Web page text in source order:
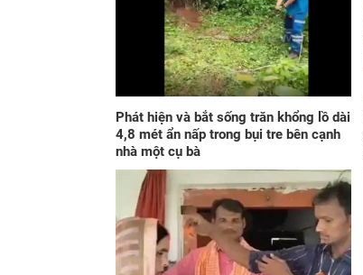
Phát hiện và bắt sống trăn khổng lồ dài
4,8 mét ẩn nấp trong bụi tre bên cạnh
nhà một cụ bà